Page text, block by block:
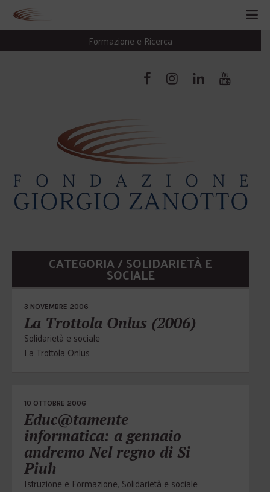
Formazione e Ricerca
CATEGORIA / SOLIDARIETÀ E
SOCIALE
3 NOVEMBRE 2006
La Trottola Onlus (2006)
Solidarietà e sociale
La Trottola Onlus
10 OTTOBRE 2006
Educ@tamente
informatica: a gennaio
andremo Nel regno di Si
Piuh
Istruzione e Formazione, Solidarietà e sociale